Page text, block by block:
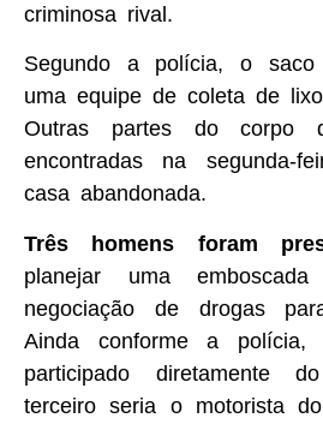
criminosa rival.
Segundo a polícia, o
uma equipe de coleta de
Outras partes do corpo
encontradas na segunda-
casa abandonada.
Três homens foram
planejar uma
negociação de drogas
Ainda conforme a polícia,
participado diretamente
terceiro seria o motorista